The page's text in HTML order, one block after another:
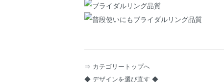
⇒ カテゴリートップへ
◆ デザインを選び直す ◆